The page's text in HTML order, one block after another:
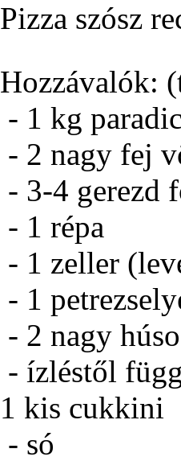
Pizza szósz
Hozzávalók:
- 1 kg
- 2 nagy fej
- 3-4 gerezd
- 1 répa
- 1 zeller
- 1
- 2 nagy
- ízléstől
1 kis cukkini
- só